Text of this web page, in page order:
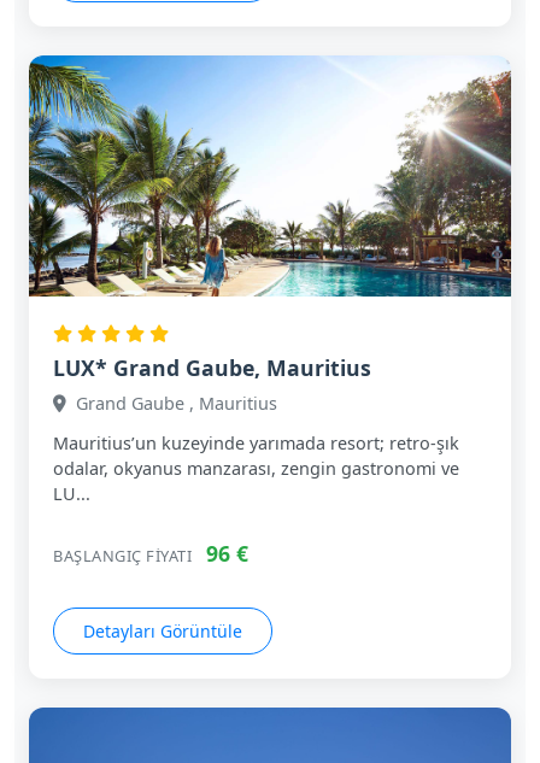
LUX* Grand Gaube, Mauritius
Grand Gaube , Mauritius
Mauritius’un kuzeyinde yarımada resort; retro‑şık
odalar, okyanus manzarası, zengin gastronomi ve
LU...
BAŞLANGIÇ FIYATI 96 €
Detayları Görüntüle